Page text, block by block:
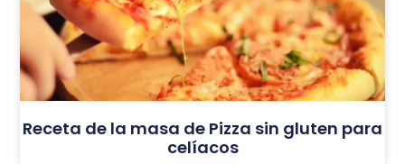
Receta de la masa de Pizza sin gluten para
celíacos